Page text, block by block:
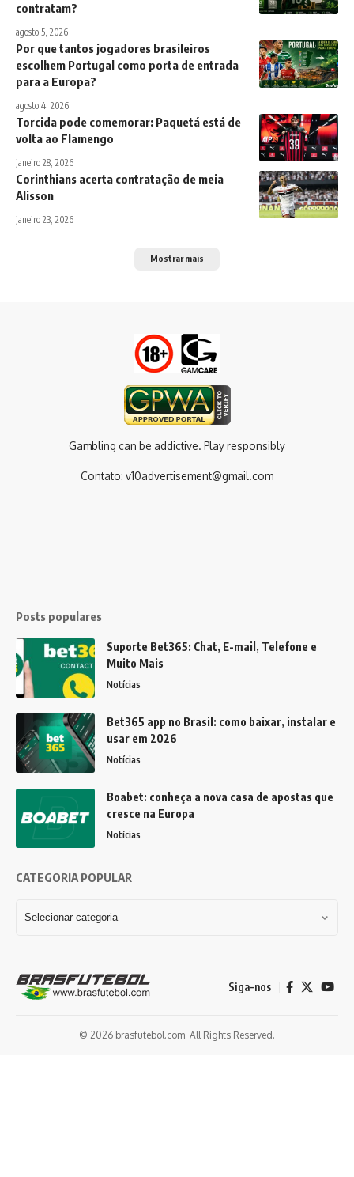
contratam?
agosto 5, 2026
Por que tantos jogadores brasileiros
escolhem Portugal como porta de entrada
para a Europa?
agosto 4, 2026
Torcida pode comemorar: Paquetá está de
volta ao Flamengo
janeiro 28, 2026
Corinthians acerta contratação de meia
Alisson
janeiro 23, 2026
Mostrar mais
Gambling can be addictive. Play responsibly
Contato: v10advertisement@gmail.com
Posts populares
Suporte Bet365: Chat, E-mail, Telefone e
Muito Mais
Notícias
Bet365 app no Brasil: como baixar, instalar e
usar em 2026
Notícias
Boabet: conheça a nova casa de apostas que
cresce na Europa
Notícias
CATEGORIA POPULAR
Siga-nos
© 2026 brasfutebol.com. All Rights Reserved.